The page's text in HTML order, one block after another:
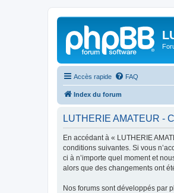
Accès rapide FAQ
Index du forum
LUTHERIE AMATEUR -
En accédant à « LUTHERIE
conditions suivantes. Si vous
ci à n’importe quel moment et
alors que des changements ont
Nos forums sont développés par